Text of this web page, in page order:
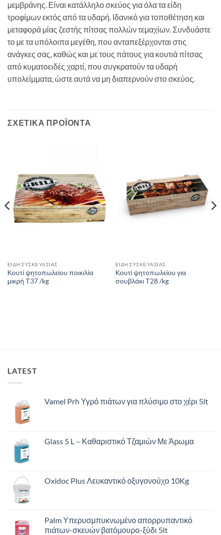
μεμβράνης. Είναι κατάλληλο σκεύος για όλα τα είδη
τροφίμων εκτός από τα υδαρή. Ιδανικό για τοποθέτηση και
μεταφορά μίας ζεστής πίτσας πολλών τεμαχίων. Συνδυάστε
το με τα υπόλοιπα μεγέθη, που ανταπεξέρχονται στις
ανάγκες σας, καθώς και με τους πάτους για κουτιά πίτσας
από κυματοειδές χαρτί, που συγκρατούν τα υδαρή
υπολείμματα, ώστε αυτά να μη διαπερνούν στο σκεύος.
ΣΧΕΤΙΚΆ ΠΡΟΪΌΝΤΑ
ΕΙΔΗ ΣΥΣΚΕΥΑΣΙΑΣ
Κουτί ψητοπωλείου ποικιλία
μικρή Τ37 /kg
ΕΙΔΗ ΣΥΣΚΕΥΑΣΙΑΣ
Κουτί ψητοπωλείου για
σουβλάκι Τ28 /kg
LATEST
Vamel Prh Υγρό πιάτων για πλύσιμο στο χέρι 5lt
Glass 5 L – Καθαριστικό Τζαμιών Με Άρωμα
Oxidoc Plus Λευκαντικό οξυγονούχο 10Kg
Palm Υπερυσμπυκνωμένο απορρυπαντικό
πιάτων-σκευών βατόμουρο-ξύδι 5lt